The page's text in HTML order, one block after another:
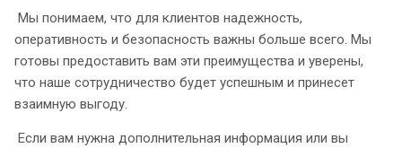
Мы понимаем, что для клиентов надежность,
оперативность и безопасность важны больше всего. Мы
готовы предоставить вам эти преимущества и уверены,
что наше сотрудничество будет успешным и принесет
взаимную выгоду.
Если вам нужна дополнительная информация или вы